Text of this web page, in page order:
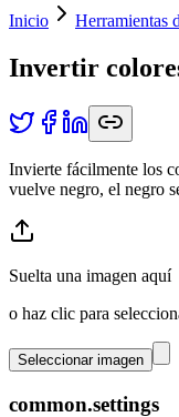
Inicio
Herramientas
Invertir
Invierte fácilmente los
vuelve negro, el negro
Suelta una imagen aquí
o haz clic para
Seleccionar imagen
common.settings